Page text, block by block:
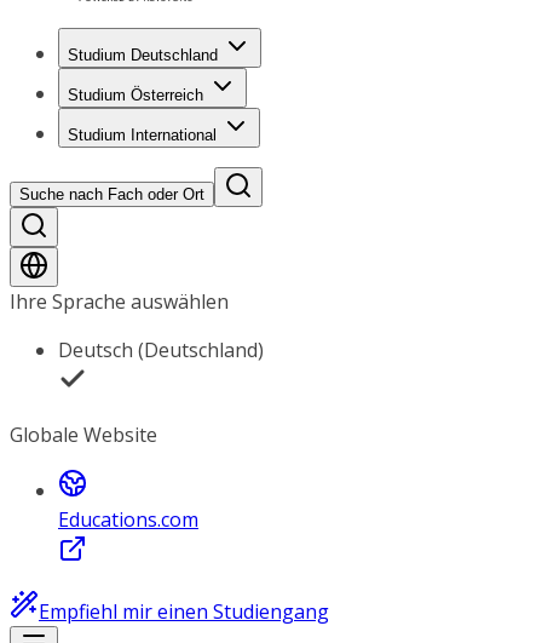
Studium Deutschland
Studium Österreich
Studium International
Suche nach Fach oder Ort
Ihre Sprache auswählen
Deutsch (Deutschland)
Globale Website
Educations.com
Empfiehl mir einen Studiengang